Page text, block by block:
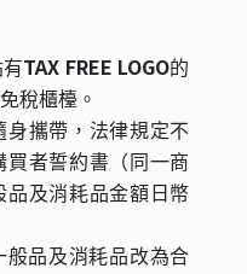
TAX FREE LOGO的
稅櫃檯。
身攜帶，法律規定不
者誓約書（同一商
品及消耗品金額日幣
般品及消耗品改為合